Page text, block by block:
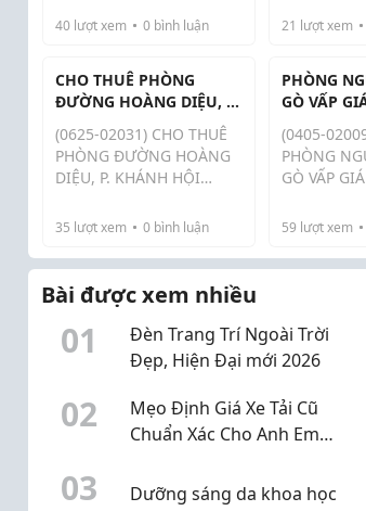
40 lượt xem 0 bình luận
các khu
đường
21 lượt xem
CHO THUÊ PHÒNG
ĐƯỜNG HOÀNG DIỆU, P.
CŨ) GIÁ 4 TRIỆU.
(0625-02031) CHO THUÊ
PHÒNG ĐƯỜNG HOÀNG
DIỆU, P. KHÁNH HỘI
TRIỆU.*****- Liền kề cầu
cầu Khánh Hội, cầu Kênh
Tẻ, cầu Tân Thuận,
Trường Đại học Nguyễn
Tất Thành...
35 lượt xem 0 bình luận
PHÒNG
GÒ VẤP
(0405-
PHÒNG
GÒ VẤP
sát bệnh
Nhất; gần
học: Công
chính,
Định,...
59 lượt xem
Bài được xem nhiều
01
Đèn Trang Trí Ngoài Trời
Đẹp, Hiện Đại mới 2026
02
Mẹo Định Giá Xe Tải Cũ
Chuẩn Xác Cho Anh Em
03 Dưỡng sáng da khoa học